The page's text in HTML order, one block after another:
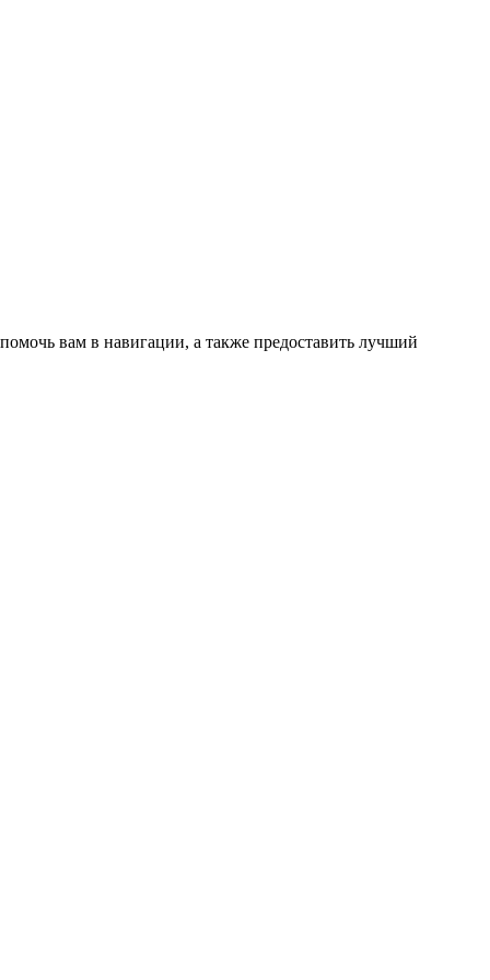
вам в навигации, а также предоставить лучший